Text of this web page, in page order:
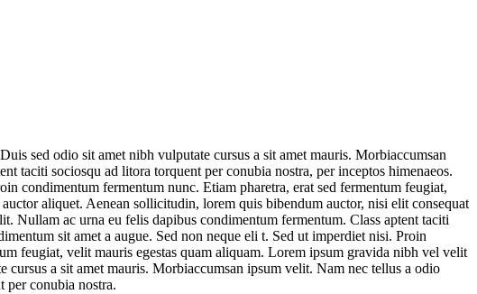
sed odio sit amet nibh vulputate cursus a sit amet mauris. Morbiaccumsan
taciti sociosqu ad litora torquent per conubia nostra, per inceptos himenaeos.
condimentum fermentum nunc. Etiam pharetra, erat sed fermentum feugiat,
aliquet. Aenean sollicitudin, lorem quis bibendum auctor, nisi elit consequat
Nullam ac urna eu felis dapibus condimentum fermentum. Class aptent taciti
sit amet a augue. Sed non neque eli t. Sed ut imperdiet nisi. Proin
feugiat, velit mauris egestas quam aliquam. Lorem ipsum gravida nibh vel velit
a sit amet mauris. Morbiaccumsan ipsum velit. Nam nec tellus a odio
per conubia nostra.